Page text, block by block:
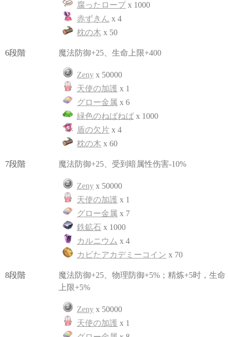
腐ったロープx 1000
赤ずきん x 4
枕の木 x 50
6段階 魔法防御+25、生命上限+400
Zeny x 50000
天使の加護 x 1
グロー金属 x 6
緑色のねばねば x 1000
盾の欠片 x 4
枕の木 x 60
7段階 魔法防御+25、受到暗属性伤害-10%
Zeny x 50000
天使の加護 x 1
グロー金属 x 7
鉄鉱石 x 1000
カルニウム x 4
カビたアカデミーコイン x 70
8段階
魔法防御+25、物理防御+5%；精炼+5时，生命
上限+5%
Zeny x 50000
天使の加護 x 1